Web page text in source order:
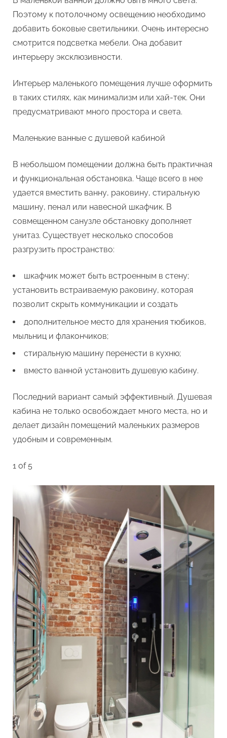
Поэтому к потолочному освещению необходимо
добавить боковые светильники. Очень интересно
смотрится подсветка мебели. Она добавит
интерьеру эксклюзивности.
Интерьер маленького помещения лучше оформить
в таких стилях, как минимализм или хай-тек. Они
предусматривают много простора и света.
Маленькие ванные с душевой кабиной
В небольшом помещении должна быть практичная
и функциональная обстановка. Чаще всего в нее
удается вместить ванну, раковину, стиральную
машину, пенал или навесной шкафчик. В
совмещенном санузле обстановку дополняет
унитаз. Существует несколько способов
разгрузить пространство:
шкафчик может быть встроенным в стену;
установить встраиваемую раковину, которая
позволит скрыть коммуникации и создать
дополнительное место для хранения тюбиков,
мыльниц и флакончиков;
стиральную машину перенести в кухню;
вместо ванной установить душевую кабину.
Последний вариант самый эффективный. Душевая
кабина не только освобождает много места, но и
делает дизайн помещений маленьких размеров
удобным и современным.
1 of 5